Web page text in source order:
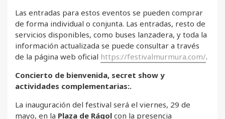
Las entradas para estos eventos se pueden comprar
de forma individual o conjunta. Las entradas, resto de
servicios disponibles, como buses lanzadera, y toda la
información actualizada se puede consultar a través
de la página web oficial https://festivalmurmura.com/.
Concierto de bienvenida, secret show y
actividades complementarias:.
La inauguración del festival será el viernes, 29 de
mayo, en la Plaza de Rágol con la presencia